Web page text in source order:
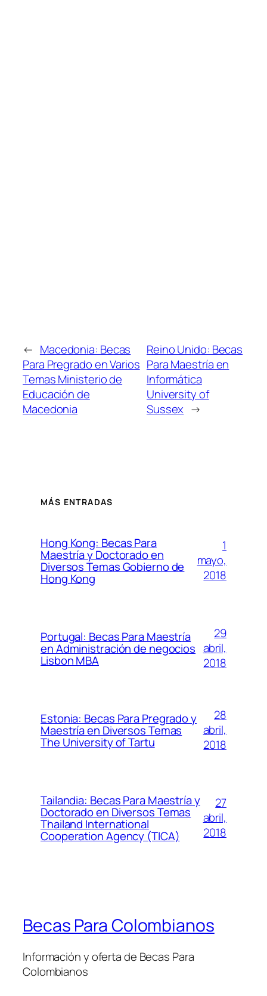
← Macedonia: Becas
Para Pregrado en Varios
Temas Ministerio de
Educación de
Macedonia
Reino Unido: Becas
Para Maestría en
Informática
University of
Sussex →
MÁS ENTRADAS
Hong Kong: Becas Para
Maestría y Doctorado en
Diversos Temas Gobierno de
Hong Kong
1
mayo,
2018
Portugal: Becas Para Maestría
en Administración de negocios
Lisbon MBA
29
abril,
2018
Estonia: Becas Para Pregrado y
Maestría en Diversos Temas
The University of Tartu
28
abril,
2018
Tailandia: Becas Para Maestría y
Doctorado en Diversos Temas
Thailand International
Cooperation Agency (TICA)
27
abril,
2018
Becas Para Colombianos
Información y oferta de Becas Para
Colombianos